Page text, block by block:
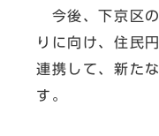
今後、下京区の
りに向け、住民
連携して、新た
す。